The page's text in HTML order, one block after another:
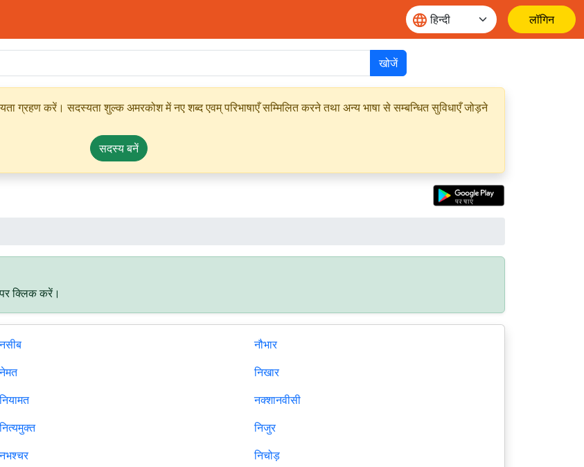
लॉगिन
खोजें
ग्रहण करें। सदस्यता शुल्क अमरकोश में नए शब्द एवम् परिभाषाएँ सम्मिलित करने तथा अन्य भाषा से सम्बन्धित सुविधाएँ जोड़ने
सदस्य बनें
क्लिक करें।
नौभार
निखार
नक्शानवीसी
निजुर
निचोड़